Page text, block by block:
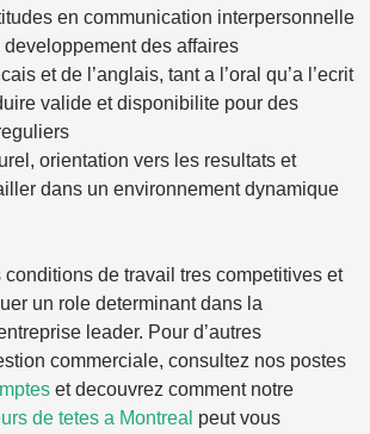
en communication interpersonnelle
des affaires
et de l’anglais, tant a l’oral qu’a l’ecrit
valide et disponibilite pour des
orientation vers les resultats et
dans un environnement dynamique
conditions de travail tres competitives et
un role determinant dans la
leader. Pour d’autres
commerciale, consultez nos postes
et decouvrez comment notre
de tetes a Montreal peut vous